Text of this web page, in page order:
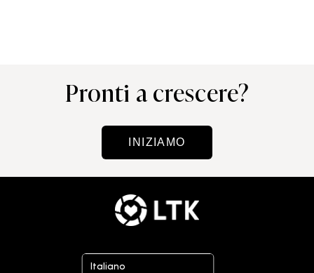
Pronti a crescere?
INIZIAMO
Italiano